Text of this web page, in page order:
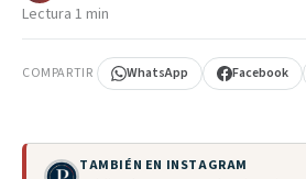
Lectura 1 min
COMPARTIR WhatsApp Facebook
TAMBIÉN EN INSTAGRAM